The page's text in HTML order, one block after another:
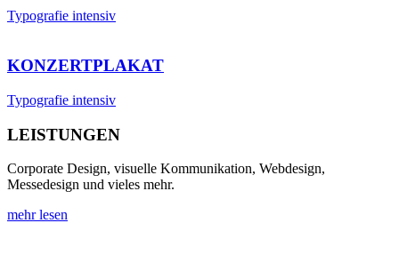
Typografie intensiv
KONZERTPLAKAT
Typografie intensiv
LEISTUNGEN
Corporate Design, visuelle Kommunikation, Webdesign,
Messedesign und vieles mehr.
mehr lesen